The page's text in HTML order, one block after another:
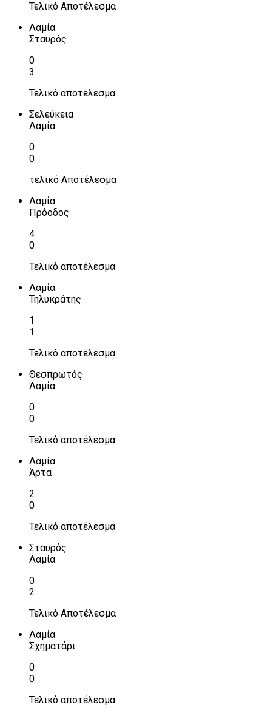
Τελικό Αποτέλεσμα
Λαμία
Σταυρός
0
3
Τελικό αποτέλεσμα
Σελεύκεια
Λαμία
0
0
τελικό Αποτέλεσμα
Λαμία
Πρόοδος
4
0
Τελικό αποτέλεσμα
Λαμία
Τηλυκράτης
1
1
Τελικό αποτέλεσμα
Θεσπρωτός
Λαμία
0
0
Τελικό αποτέλεσμα
Λαμία
Άρτα
2
0
Τελικό αποτέλεσμα
Σταυρός
Λαμία
0
2
Τελικό Αποτέλεσμα
Λαμία
Σχηματάρι
0
0
Τελικό αποτέλεσμα